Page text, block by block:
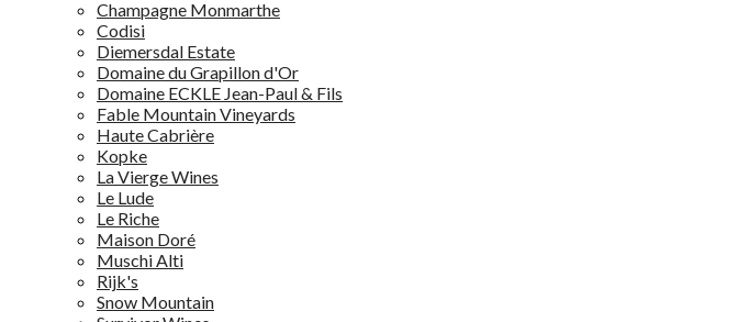
Champagne Monmarthe
Codisi
Diemersdal Estate
Domaine du Grapillon d'Or
Domaine ECKLE Jean-Paul & Fils
Fable Mountain Vineyards
Haute Cabrière
Kopke
La Vierge Wines
Le Lude
Le Riche
Maison Doré
Muschi Alti
Rijk's
Snow Mountain